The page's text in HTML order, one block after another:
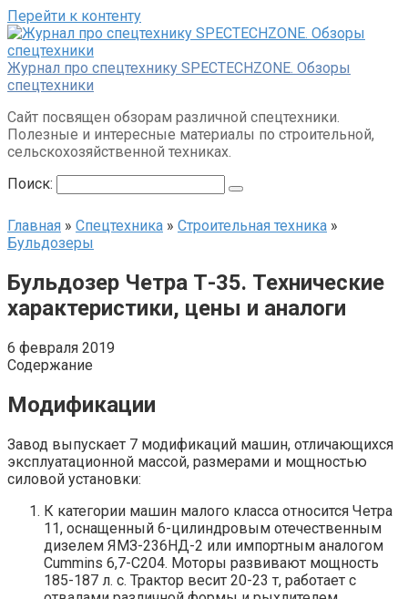
Перейти к контенту
Журнал про спецтехнику SPECTECHZONE. Обзоры
спецтехники
Сайт посвящен обзорам различной спецтехники.
Полезные и интересные материалы по строительной,
сельскохозяйственной техниках.
Поиск:
Главная » Спецтехника » Строительная техника »
Бульдозеры
Бульдозер Четра Т-35. Технические
характеристики, цены и аналоги
6 февраля 2019
Содержание
Модификации
Завод выпускает 7 модификаций машин, отличающихся
эксплуатационной массой, размерами и мощностью
силовой установки:
К категории машин малого класса относится Четра
11, оснащенный 6-цилиндровым отечественным
дизелем ЯМЗ-236НД-2 или импортным аналогом
Cummins 6,7-С204. Моторы развивают мощность
185-187 л. с. Трактор весит 20-23 т, работает с